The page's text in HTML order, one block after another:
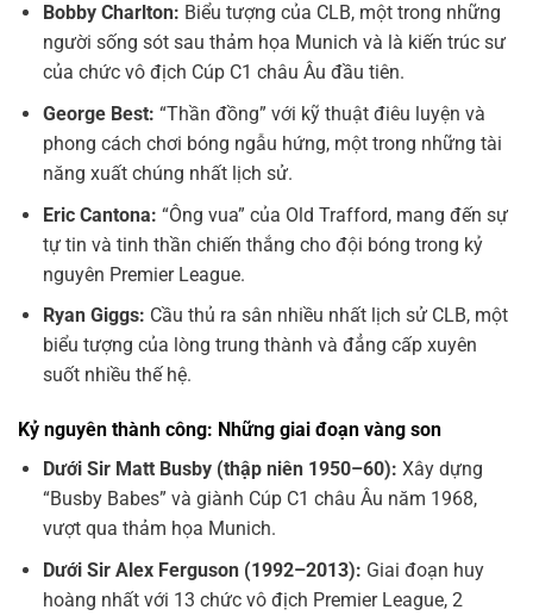
Bobby Charlton: Biểu tượng của CLB, một trong những
người sống sót sau thảm họa Munich và là kiến trúc sư
của chức vô địch Cúp C1 châu Âu đầu tiên.
George Best: “Thần đồng” với kỹ thuật điêu luyện và
phong cách chơi bóng ngẫu hứng, một trong những tài
năng xuất chúng nhất lịch sử.
Eric Cantona: “Ông vua” của Old Trafford, mang đến sự
tự tin và tinh thần chiến thắng cho đội bóng trong kỷ
nguyên Premier League.
Ryan Giggs: Cầu thủ ra sân nhiều nhất lịch sử CLB, một
biểu tượng của lòng trung thành và đẳng cấp xuyên
suốt nhiều thế hệ.
Kỷ nguyên thành công: Những giai đoạn vàng son
Dưới Sir Matt Busby (thập niên 1950–60): Xây dựng
“Busby Babes” và giành Cúp C1 châu Âu năm 1968,
vượt qua thảm họa Munich.
Dưới Sir Alex Ferguson (1992–2013): Giai đoạn huy
hoàng nhất với 13 chức vô địch Premier League, 2